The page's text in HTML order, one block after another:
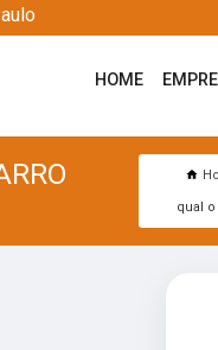
HOME
qual